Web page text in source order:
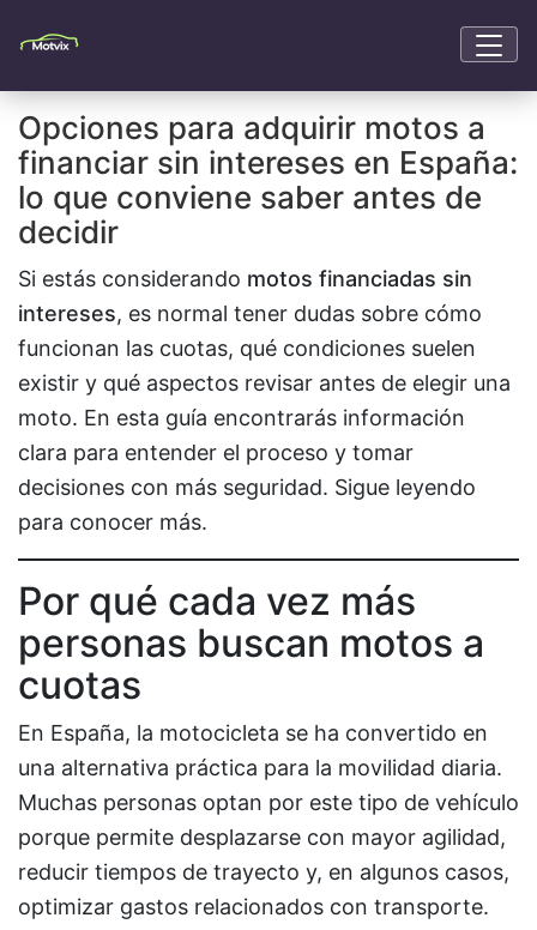
Opciones para adquirir motos a
financiar sin intereses en España:
lo que conviene saber antes de
decidir
Si estás considerando motos financiadas sin
intereses, es normal tener dudas sobre cómo
funcionan las cuotas, qué condiciones suelen
existir y qué aspectos revisar antes de elegir una
moto. En esta guía encontrarás información
clara para entender el proceso y tomar
decisiones con más seguridad. Sigue leyendo
para conocer más.
Por qué cada vez más
personas buscan motos a
cuotas
En España, la motocicleta se ha convertido en
una alternativa práctica para la movilidad diaria.
Muchas personas optan por este tipo de vehículo
porque permite desplazarse con mayor agilidad,
reducir tiempos de trayecto y, en algunos casos,
optimizar gastos relacionados con transporte.